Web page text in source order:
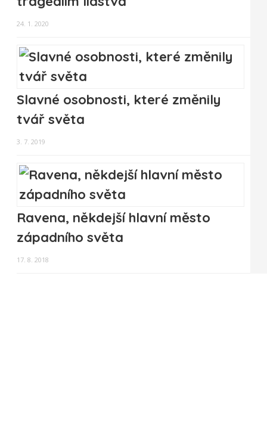
24. 1. 2020
Slavné osobnosti, které změnily
tvář světa
3. 7. 2019
Ravena, někdejší hlavní město
západního světa
17. 8. 2018